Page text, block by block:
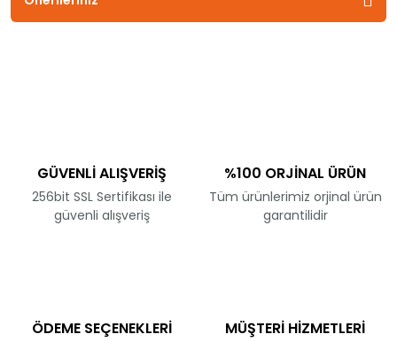
GÜVENLİ ALIŞVERİŞ
256bit SSL Sertifikası ile
güvenli alışveriş
%100 ORJİNAL ÜRÜN
Tüm ürünlerimiz orjinal ürün
garantilidir
ÖDEME SEÇENEKLERİ MÜŞTERİ HİZMETLERİ